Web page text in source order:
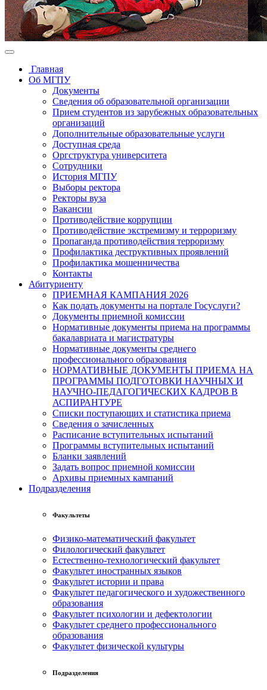
Главная
Об МГПУ
Документы
Сведения об образовательной организации
Прием студентов из зарубежных образовательных
организаций
Дополнительные образовательные услуги
Доступная среда
Оргструктура университета
Сотрудники
История МГПУ
Выборы ректора
Ректоры вуза
Вакансии
Противодействие коррупции
Противодействие экстремизму и терроризму
Пропаганда противодействия терроризму
Профилактика деструктивных проявлений
Профилактика мошенничества
Контакты
Абитуриенту
ПРИЕМНАЯ КАМПАНИЯ 2026
Как подать документы на портале Госуслуги?
Документы приемной комиссии
Нормативные документы приема на программы
бакалавриата и магистратуры
Нормативные документы среднего
профессионального образования
НОРМАТИВНЫЕ ДОКУМЕНТЫ ПРИЕМА НА
ПРОГРАММЫ ПОДГОТОВКИ НАУЧНЫХ И
НАУЧНО-ПЕДАГОГИЧЕСКИХ КАДРОВ В
АСПИРАНТУРЕ
Списки поступающих и статистика приема
Сведения о зачисленных
Расписание вступительных испытаний
Программы вступительных испытаний
Бланки заявлений
Задать вопрос приемной комиссии
Архивы приемных кампаний
Подразделения
Факультеты
Физико-математический факультет
Филологический факультет
Естественно-технологический факультет
Факультет иностранных языков
Факультет истории и права
Факультет педагогического и художественного
образования
Факультет психологии и дефектологии
Факультет среднего профессионального
образования
Факультет физической культуры
Подразделения